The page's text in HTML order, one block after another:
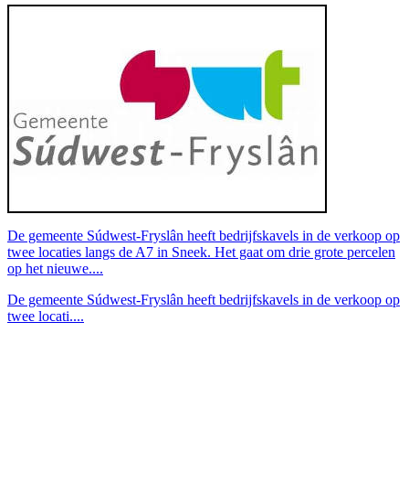
De gemeente Súdwest-Fryslân heeft bedrijfskavels in de verkoop op
twee locaties langs de A7 in Sneek. Het gaat om drie grote percelen
op het nieuwe....
De gemeente Súdwest-Fryslân heeft bedrijfskavels in de verkoop op
twee locati....